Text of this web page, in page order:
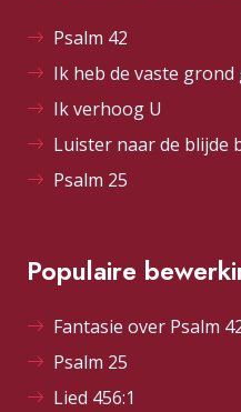
Psalm 42
Ik heb de vaste grond
Ik verhoog U
Luister naar de blijde
Psalm 25
Populaire
Fantasie over Psalm
Psalm 25
Lied 456:1